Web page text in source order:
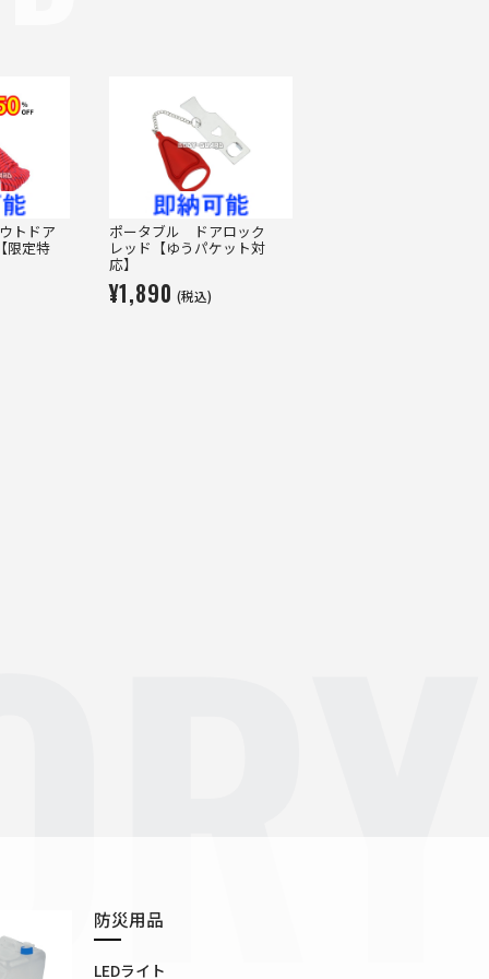
トドア
限定特
ポータブル ドアロック
レッド【ゆうパケット対
応】
¥1,890 (税込)
防災用品
LEDライト